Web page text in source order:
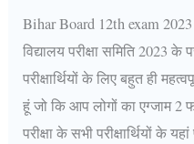
Bihar Board 12th exam
विद्यालय परीक्षा समिति 2023 के
परीक्षार्थियों के लिए बहुत ही
हूं जो कि आप लोगों का एग्जाम 2
परीक्षा के सभी परीक्षार्थियों के